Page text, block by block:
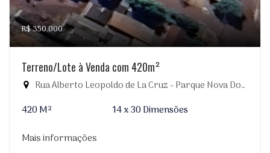
R$ 350.000
Terreno/Lote à Venda com 420m²
Rua Alberto Leopoldo de La Cruz - Parque Nova Dourados, Dourados-MS
420 M²
14 x 30 Dimensões
Mais informações